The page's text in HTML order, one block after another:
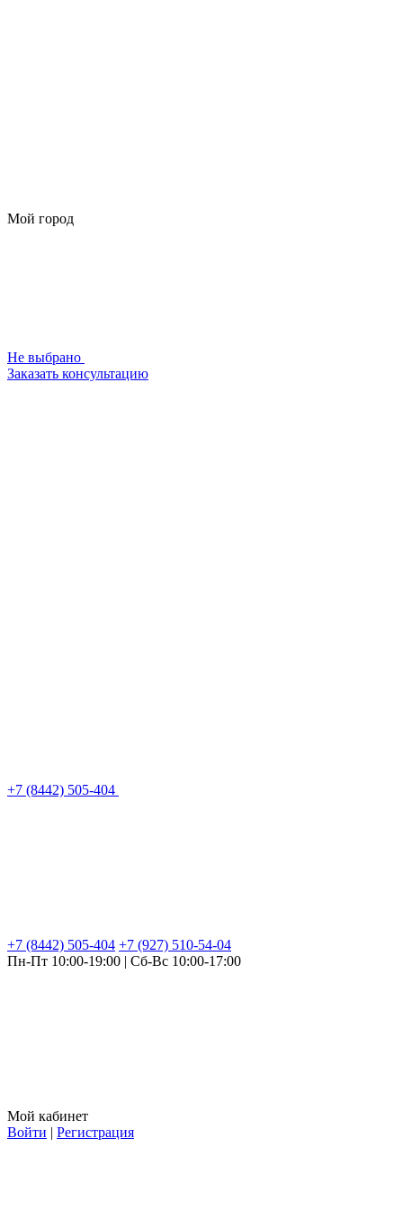
Мой город
Не выбрано
Заказать консультацию
+7 (8442) 505-404
+7 (8442) 505-404 +7 (927) 510-54-04
Пн-Пт 10:00-19:00 | Сб-Вс 10:00-17:00
Мой кабинет
Войти | Регистрация